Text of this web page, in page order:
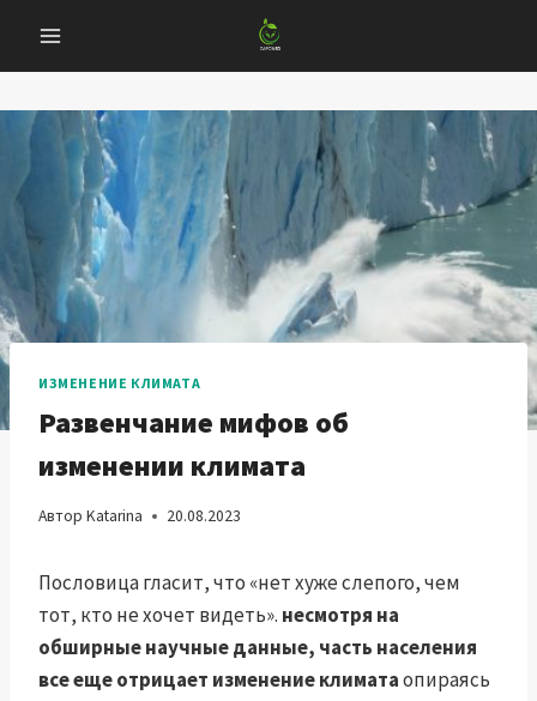
содержанию
ИЗМЕНЕНИЕ КЛИМАТА
Развенчание мифов об
изменении климата
Автор Katarina 20.08.2023
Пословица гласит, что «нет хуже слепого, чем
тот, кто не хочет видеть». несмотря на
обширные научные данные, часть населения
все еще отрицает изменение климатаопираясь